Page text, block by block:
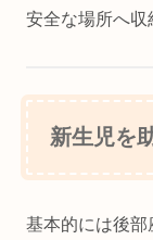
安全な場所へ収
新生児を
基本的には後部